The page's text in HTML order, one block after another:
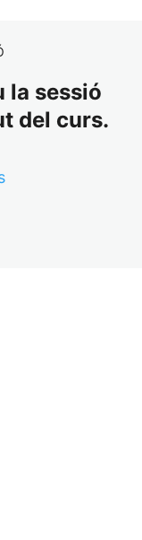
la sessió
del curs.